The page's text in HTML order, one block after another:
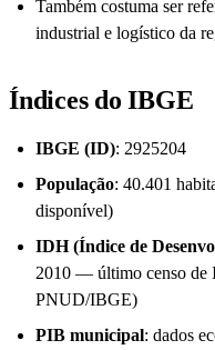
Também costuma ser
industrial e logístico da
Índices do IBGE
IBGE (ID): 2925204
População: 40.401
disponível)
IDH (Índice de
2010 — último censo de
PNUD/IBGE)
PIB municipal: dados